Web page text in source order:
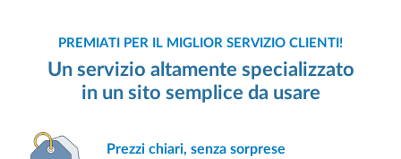
PREMIATI PER IL MIGLIOR SERVIZIO CLIENTI!
Un servizio altamente specializzato
in un sito semplice da usare
Prezzi chiari, senza sorprese